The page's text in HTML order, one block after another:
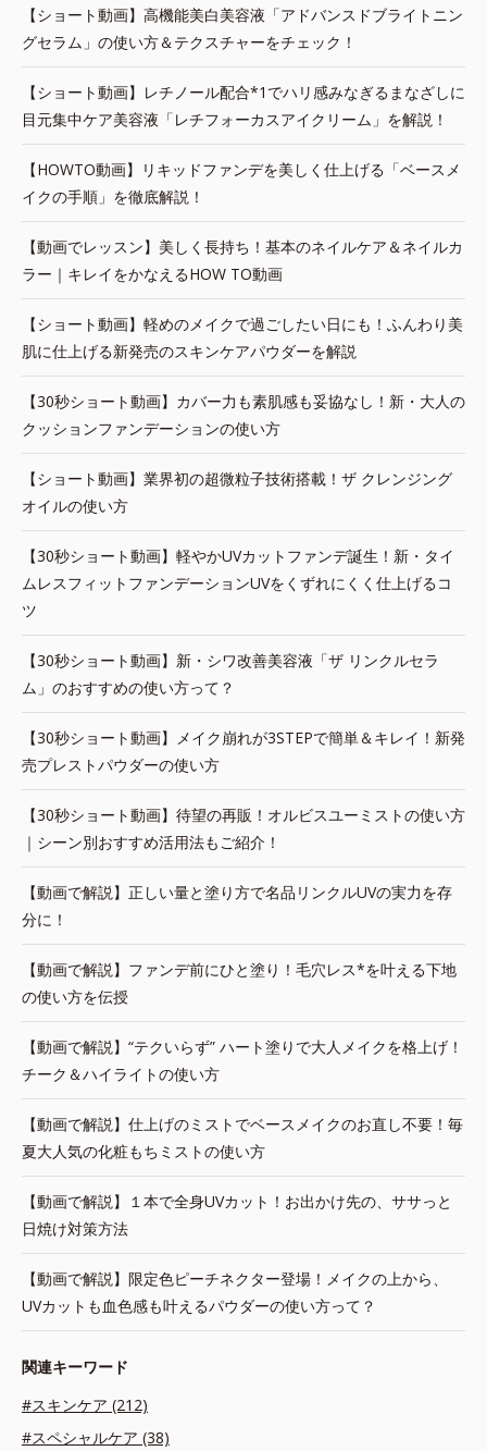
【ショート動画】高機能美白美容液「アドバンスドブライトニン
グセラム」の使い方＆テクスチャーをチェック！
【ショート動画】レチノール配合*1でハリ感みなぎるまなざしに
目元集中ケア美容液「レチフォーカスアイクリーム」を解説！
【HOWTO動画】リキッドファンデを美しく仕上げる「ベースメ
イクの手順」を徹底解説！
【動画でレッスン】美しく長持ち！基本のネイルケア＆ネイルカ
ラー｜キレイをかなえるHOW TO動画
【ショート動画】軽めのメイクで過ごしたい日にも！ふんわり美
肌に仕上げる新発売のスキンケアパウダーを解説
【30秒ショート動画】カバー力も素肌感も妥協なし！新・大人の
クッションファンデーションの使い方
【ショート動画】業界初の超微粒子技術搭載！ザ クレンジング
オイルの使い方
【30秒ショート動画】軽やかUVカットファンデ誕生！新・タイ
ムレスフィットファンデーションUVをくずれにくく仕上げるコ
ツ
【30秒ショート動画】新・シワ改善美容液「ザ リンクルセラ
ム」のおすすめの使い方って？
【30秒ショート動画】メイク崩れが3STEPで簡単＆キレイ！新発
売プレストパウダーの使い方
【30秒ショート動画】待望の再販！オルビスユーミストの使い方
｜シーン別おすすめ活用法もご紹介！
【動画で解説】正しい量と塗り方で名品リンクルUVの実力を存
分に！
【動画で解説】ファンデ前にひと塗り！毛穴レス*を叶える下地
の使い方を伝授
【動画で解説】“テクいらず” ハート塗りで大人メイクを格上げ！
チーク＆ハイライトの使い方
【動画で解説】仕上げのミストでベースメイクのお直し不要！毎
夏大人気の化粧もちミストの使い方
【動画で解説】１本で全身UVカット！お出かけ先の、ササっと
日焼け対策方法
【動画で解説】限定色ピーチネクター登場！メイクの上から、
UVカットも血色感も叶えるパウダーの使い方って？
関連キーワード
#スキンケア (212)
#スペシャルケア (38)